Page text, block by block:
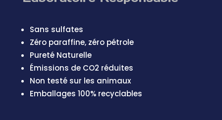
Sans sulfates
Zéro paraffine, zéro pétrole
Pureté Naturelle
Émissions de CO2 réduites
Non testé sur les animaux
Emballages 100% recyclables